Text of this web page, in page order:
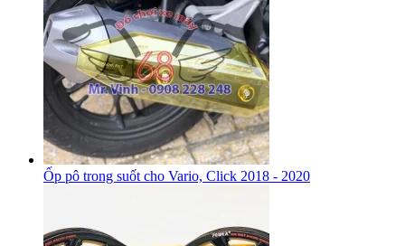
Ốp pô trong suốt cho Vario, Click 2018 - 2020